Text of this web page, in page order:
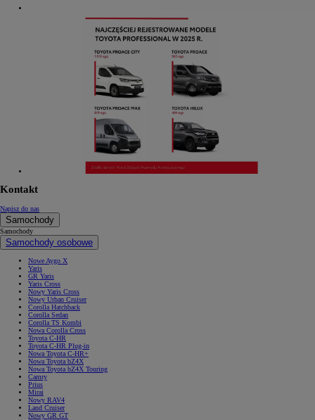
Kontakt
Napisz do nas
Samochody
Samochody
Samochody osobowe
Nowe Aygo X
Yaris
GR Yaris
Yaris Cross
Nowy Yaris Cross
Nowy Urban Cruiser
Corolla Hatchback
Corolla Sedan
Corolla TS Kombi
Nowa Corolla Cross
Toyota C-HR
Toyota C-HR Plug-in
Nowa Toyota C-HR+
Nowa Toyota bZ4X
Nowa Toyota bZ4X Touring
Camry
Prius
Mirai
Nowy RAV4
Land Cruiser
Nowy GR GT